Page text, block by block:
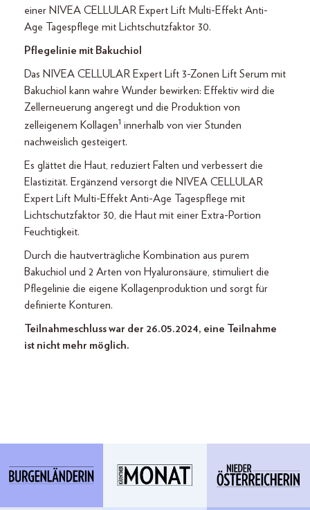
einer NIVEA CELLULAR Expert Lift Multi-Effekt Anti-
Age Tagespflege mit Lichtschutzfaktor 30.
Pflegelinie mit Bakuchiol
Das NIVEA CELLULAR Expert Lift 3-Zonen Lift Serum mit
Bakuchiol kann wahre Wunder bewirken: Effektiv wird die
Zellerneuerung angeregt und die Produktion von
zelleigenem Kollagen1 innerhalb von vier Stunden
nachweislich gesteigert.
Es glättet die Haut, reduziert Falten und verbessert die
Elastizität. Ergänzend versorgt die NIVEA CELLULAR
Expert Lift Multi-Effekt Anti-Age Tagespflege mit
Lichtschutzfaktor 30, die Haut mit einer Extra-Portion
Feuchtigkeit.
Durch die hautverträgliche Kombination aus purem
Bakuchiol und 2 Arten von Hyaluronsäure, stimuliert die
Pflegelinie die eigene Kollagenproduktion und sorgt für
definierte Konturen.
Teilnahmeschluss war der 26.05.2024, eine Teilnahme
ist nicht mehr möglich.